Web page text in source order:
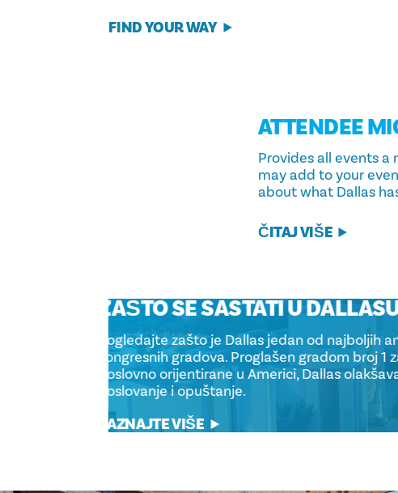
FIND YOUR WAY
ATTENDEE
Provides all events a
may add to your
about what Dallas
ČITAJ VIŠE
ZAŠTO SE SASTATI U
Pogledajte zašto je Dallas jedan od najboljih
kongresnih gradova. Proglašen gradom broj 1
poslovno orijentirane u Americi, Dallas
poslovanje i opuštanje.
SAZNAJTE VIŠE